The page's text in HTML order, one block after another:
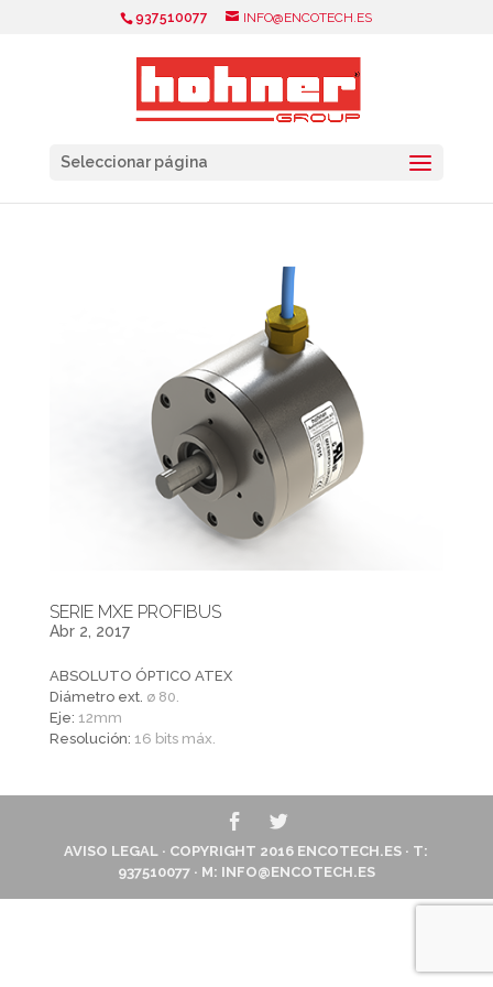
937510077 INFO@ENCOTECH.ES
Seleccionar página
SERIE MXE PROFIBUS
Abr 2, 2017
ABSOLUTO ÓPTICO ATEX
Diámetro ext. ø 80.
Eje: 12mm
Resolución: 16 bits máx.
AVISO LEGAL · COPYRIGHT 2016 ENCOTECH.ES · T:
937510077 · M: INFO@ENCOTECH.ES